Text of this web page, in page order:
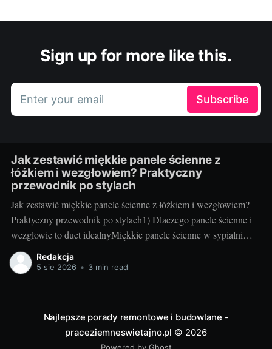
Sign up for more like this.
Enter your email Subscribe
Jak zestawić miękkie panele ścienne z
łóżkiem i wezgłowiem? Praktyczny
przewodnik po stylach
Jak zestawić miękkie panele ścienne z łóżkiem i wezgłowiem?
Praktyczny przewodnik po stylach1) Dlaczego panele ścienne i
wezgłowie to duet idealnyMiękkie panele ścienne w sypialni
robią dwie rzeczy naraz: budują przytulny klimat i działają
praktycznie. Tłumią hałas, ocieplają ścianę odczuwalnie w
Redakcja
5 sie 2026 • 3 min read
Najlepsze porady remontowe i budowlane -
praceziemneswietajno.pl © 2026